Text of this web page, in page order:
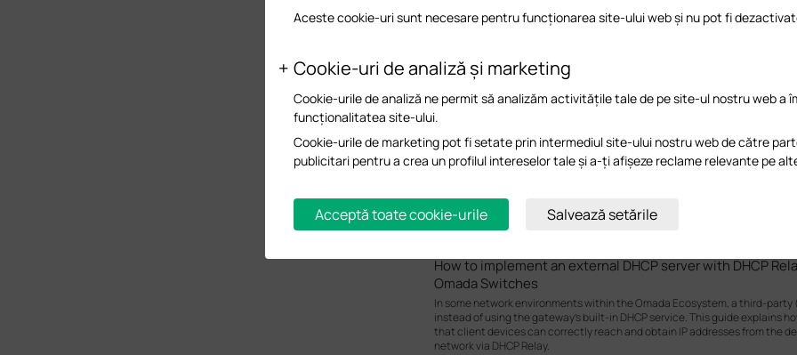
This FAQ introduces the VPWS/VPLS feature and explains how to
Ghid de configurare
How to Configure Spanning Tree on Omada Controller
Spanning Tree Protocol (STP) is a Layer 2 Protocol that prevents loops in the
How to implement an external DHCP server with DHCP
Omada Switches
In some network environments within the Omada Ecosystem, a third-party
instead of using the gateway’s built-in DHCP service. This guide explains
that client devices can correctly reach and obtain IP addresses from the
network via DHCP Relay.
Aceste cookie-uri sunt necesare pentru funcționarea site-ului web și nu pot fi
Cookie-uri de analiză și marketing
Cookie-urile de analiză ne permit să analizăm activitățile tale de pe site-ul nostru web a
funcționalitatea site-ului.
Cookie-urile de marketing pot fi setate prin intermediul site-ului nostru web de către
publicitari pentru a crea un profilul intereselor tale și a-ți afișeze reclame relevante pe
Acceptă toate cookie-urile Salvează setările